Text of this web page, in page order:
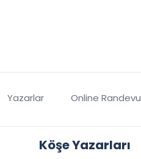
Yazarlar Online Randevu
Köşe Yazarları